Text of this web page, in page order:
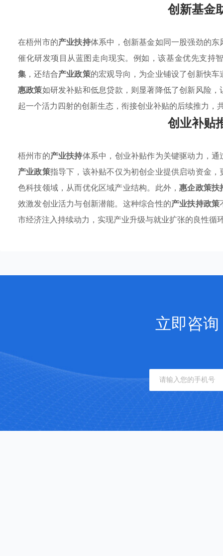
创新基金
在梧州市的产业扶持体系中，创新基金如同一股强劲的
催化研发项目从蓝图走向现实。例如，该基金优先支持
集 ，还结合产业政策的宏观导向，为企业铺设了创新快车
惠政策如研发补贴和低息贷款，则显著降低了创新风险
起一个活力四射的创新生态，衔接创业补贴的后续推力，
创业补贴
梧州市的产业扶持体系中，创业补贴作为关键驱动力，通
产业政策指导下，该补贴不仅为初创企业提供启动资金
色科技领域，从而优化区域产业结构。此外，惠企政策扶
效激发创业活力与创新潜能。这种综合性的产业扶持政策
市经济注入持续动力，实现产业升级与就业扩张的良性循
立即咨